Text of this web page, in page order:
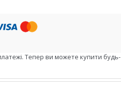
Тепер ви можете купити будь-